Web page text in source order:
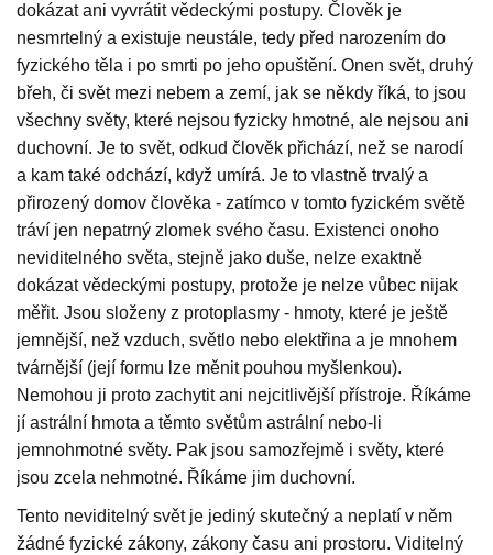
dokázat ani vyvrátit vědeckými postupy. Člověk je
nesmrtelný a existuje neustále, tedy před narozením do
fyzického těla i po smrti po jeho opuštění. Onen svět, druhý
břeh, či svět mezi nebem a zemí, jak se někdy říká, to jsou
všechny světy, které nejsou fyzicky hmotné, ale nejsou ani
duchovní. Je to svět, odkud člověk přichází, než se narodí
a kam také odchází, když umírá. Je to vlastně trvalý a
přirozený domov člověka - zatímco v tomto fyzickém světě
tráví jen nepatrný zlomek svého času. Existenci onoho
neviditelného světa, stejně jako duše, nelze exaktně
dokázat vědeckými postupy, protože je nelze vůbec nijak
měřit. Jsou složeny z protoplasmy - hmoty, které je ještě
jemnější, než vzduch, světlo nebo elektřina a je mnohem
tvárnější (její formu lze měnit pouhou myšlenkou).
Nemohou ji proto zachytit ani nejcitlivější přístroje. Říkáme
jí astrální hmota a těmto světům astrální nebo-li
jemnohmotné světy. Pak jsou samozřejmě i světy, které
jsou zcela nehmotné. Říkáme jim duchovní.
Tento neviditelný svět je jediný skutečný a neplatí v něm
žádné fyzické zákony, zákony času ani prostoru. Viditelný